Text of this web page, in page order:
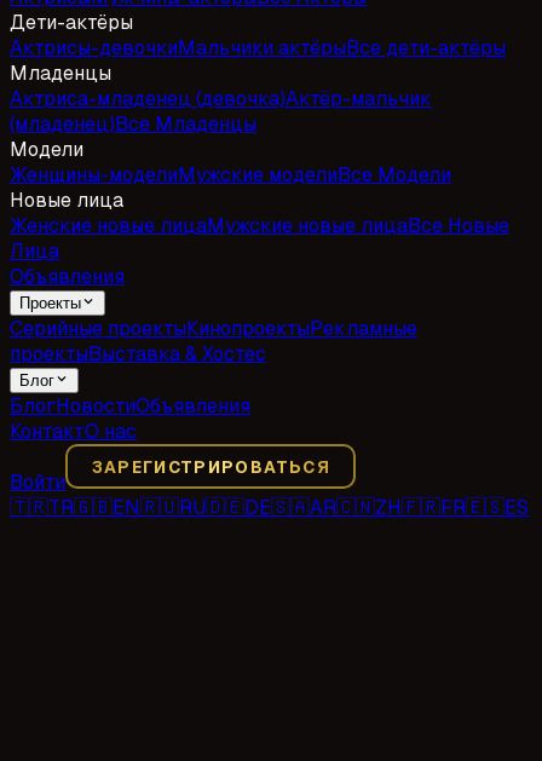
Дети-актёры
Актрисы-девочкиМальчики актёрыВсе дети-актёры
Младенцы
Актриса-младенец (девочка)Актёр-мальчик
(младенец)Все Младенцы
Модели
Женщины-моделиМужские моделиВсе Модели
Новые лица
Женские новые лицаМужские новые лицаВсе Новые
Лица
Объявления
Проекты
Серийные проектыКинопроектыРекламные
проектыВыставка & Хостес
Блог
БлогНовостиОбъявления
КонтактО нас
Войти
ЗАРЕГИСТРИРОВАТЬСЯ
🇹🇷TR🇬🇧EN🇷🇺RU🇩🇪DE🇸🇦AR🇨🇳ZH🇫🇷FR🇪🇸ES